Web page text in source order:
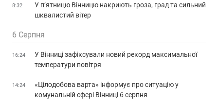
8:32
У п’ятницю Вінницю накриють гроза, град та сильний
шквалистий вітер
6 Серпня
16:24
У Вінниці зафіксували новий рекорд максимальної
температури повітря
14:24
«Цілодобова варта» інформує про ситуацію у
комунальній сфері Вінниці 6 серпня